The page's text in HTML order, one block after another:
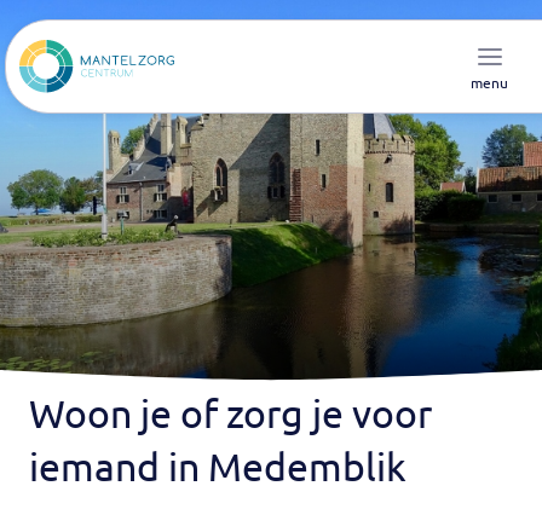
menu
Woon je of zorg je voor
iemand in Medemblik